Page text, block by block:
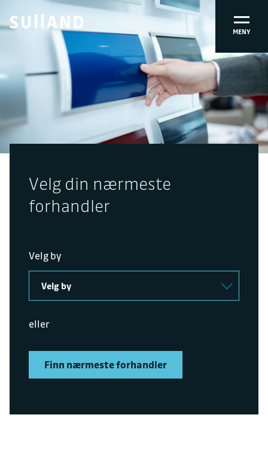
MENY
Velg din nærmeste
forhandler
Velg by
Velg by
eller
Finn nærmeste forhandler